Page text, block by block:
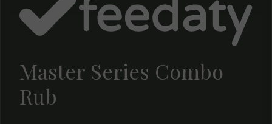
Master Series Combo
Rub